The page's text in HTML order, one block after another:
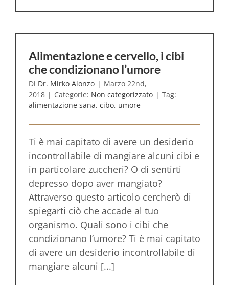
Alimentazione e cervello, i cibi
che condizionano l’umore
Di Dr. Mirko Alonzo | Marzo 22nd,
2018 | Categorie: Non categorizzato | Tag:
alimentazione sana, cibo, umore
Ti è mai capitato di avere un desiderio
incontrollabile di mangiare alcuni cibi e
in particolare zuccheri? O di sentirti
depresso dopo aver mangiato?
Attraverso questo articolo cercherò di
spiegarti ciò che accade al tuo
organismo. Quali sono i cibi che
condizionano l’umore? Ti è mai capitato
di avere un desiderio incontrollabile di
mangiare alcuni [...]